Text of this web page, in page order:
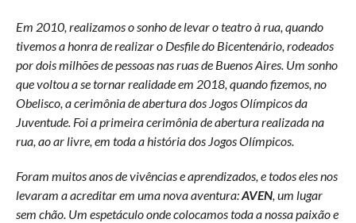
Em 2010, realizamos o sonho de levar o teatro à rua, quando
tivemos a honra de realizar o Desfile do Bicentenário, rodeados
por dois milhões de pessoas nas ruas de Buenos Aires. Um sonho
que voltou a se tornar realidade em 2018, quando fizemos, no
Obelisco, a cerimônia de abertura dos Jogos Olímpicos da
Juventude. Foi a primeira cerimônia de abertura realizada na
rua, ao ar livre, em toda a história dos Jogos Olímpicos.
Foram muitos anos de vivências e aprendizados, e todos eles nos
levaram a acreditar em uma nova aventura:AVEN, um lugar
sem chão. Um espetáculo onde colocamos toda a nossa paixão e